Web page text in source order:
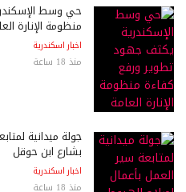
حي وسط
منظومة الإنارة
اخبار اسكندرية
منذ 18 ساعة
جولة ميدانية
بشارع ابن حوقل
اخبار اسكندرية
منذ 18 ساعة